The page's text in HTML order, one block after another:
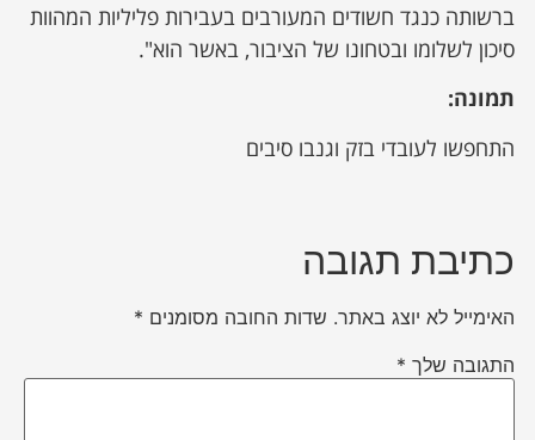
ברשותה כנגד חשודים המעורבים בעבירות פליליות המהוות
סיכון לשלומו ובטחונו של הציבור, באשר הוא".
תמונה:
התחפשו לעובדי בזק וגנבו סיבים
כתיבת תגובה
האימייל לא יוצג באתר. שדות החובה מסומנים *
התגובה שלך *